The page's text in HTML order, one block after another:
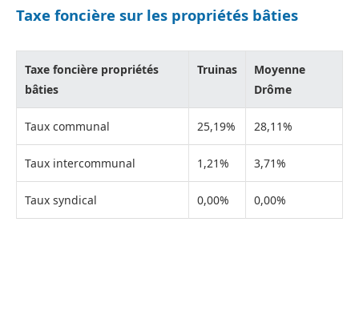
Taxe foncière sur les propriétés bâties
Taxe foncière propriétés
bâties
Truinas
Moyenne
Drôme
Taux communal 25,19% 28,11%
Taux intercommunal 1,21% 3,71%
Taux syndical 0,00% 0,00%